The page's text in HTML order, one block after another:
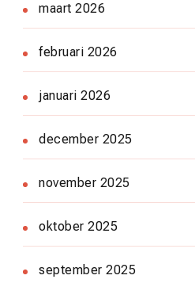
maart 2026
februari 2026
januari 2026
december 2025
november 2025
oktober 2025
september 2025